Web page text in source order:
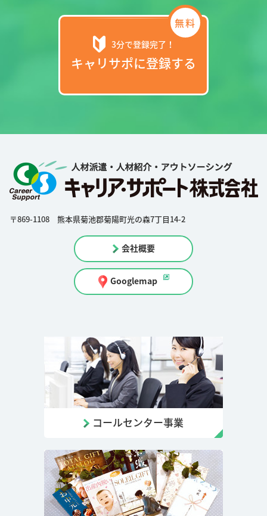
3分で登録完了！
キャリサポに登録する
〒869-1108 熊本県菊池郡菊陽町光の森7丁目14-2
会社概要
Googlemap
コールセンター事業